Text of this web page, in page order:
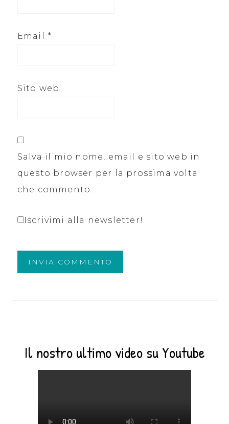
Email *
Sito web
Salva il mio nome, email e sito web in
questo browser per la prossima volta
che commento.
Iscrivimi alla newsletter!
Il nostro ultimo video su Youtube